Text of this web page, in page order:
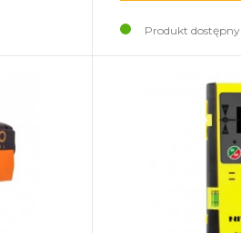
Produkt dostępny